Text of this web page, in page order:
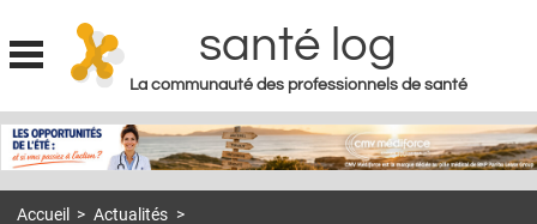
Jump to navigation
santé log
La communauté des professionnels de santé
MON COMPTE
Accueil > Actualités >